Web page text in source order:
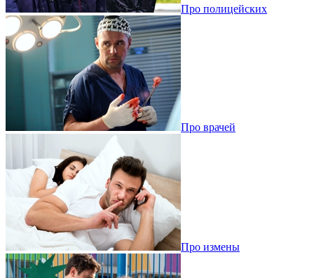
Про полицейских
Про врачей
Про измены